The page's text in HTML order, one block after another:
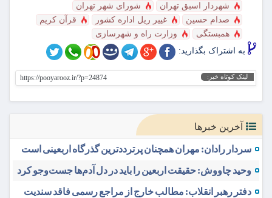
شهردار اسبق تهران
شورای شهر تهران
صدام حسین
غییر ریل اداره کشور
قرآن کریم
همبستگی
وزارت راه و شهرسازی
به اشتراک بگذارید:
لینک کوتاه خبر: https://pooyarooz.ir/?p=24874
آخرین خبرها
سردار رادان: مهران همچنان پرترددترین گذرگاه اربعینی است
وحید چاووش: حقیقت اربعین را باید در دل آدم‌ها جست‌وجو کرد
دفتر رهبر انقلاب: مطالب خارج از مراجع رسمی فاقد سندیت